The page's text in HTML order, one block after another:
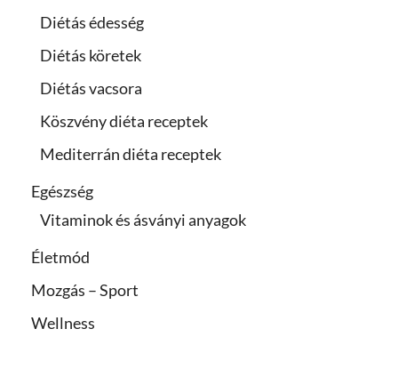
Diétás édesség
Diétás köretek
Diétás vacsora
Köszvény diéta receptek
Mediterrán diéta receptek
Egészség
Vitaminok és ásványi anyagok
Életmód
Mozgás – Sport
Wellness